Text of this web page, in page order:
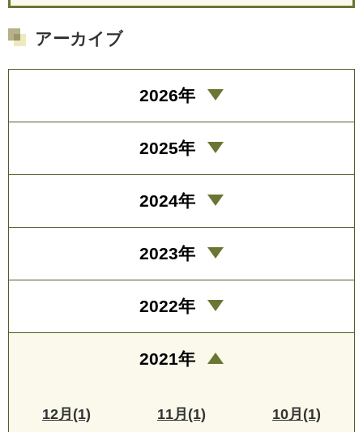
アーカイブ
2026年
2025年
2024年
2023年
2022年
2021年
12月(1) 11月(1) 10月(1)